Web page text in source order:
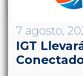
7 agosto,
IGT